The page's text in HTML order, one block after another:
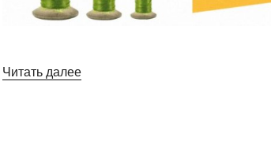
Читать далее«Разведение